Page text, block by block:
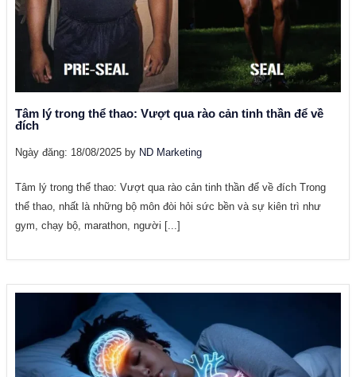
Tâm lý trong thể thao: Vượt qua rào cản tinh thần để về
đích
Ngày đăng: 18/08/2025 by ND Marketing
Tâm lý trong thể thao: Vượt qua rào cản tinh thần để về đích Trong
thể thao, nhất là những bộ môn đòi hỏi sức bền và sự kiên trì như
gym, chạy bộ, marathon, người [...]